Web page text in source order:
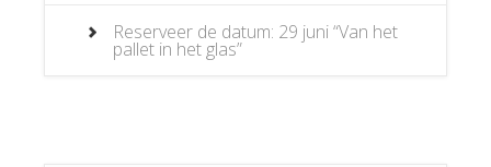
Reserveer de datum: 29 juni “Van het
pallet in het glas”